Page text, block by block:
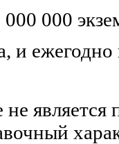
000
и